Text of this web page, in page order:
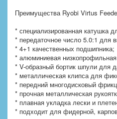
Преимущества Ryobi Virtus
* специализированная катушка
* передаточное число 5.0:1 для
* 4+1 качественных подшипника;
* алюминиевая
* V-образный бортик шпули для
* металлическая клипса для
* передний многодисковый
* прочная металлическая
* плавная укладка лески и
* подходит для фидерной,